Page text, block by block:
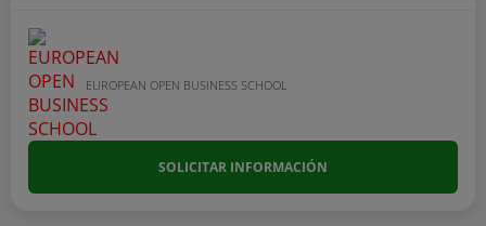
EUROPEAN OPEN BUSINESS SCHOOL
SOLICITAR INFORMACIÓN